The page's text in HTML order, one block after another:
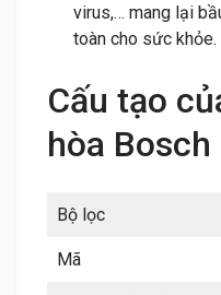
virus,… mang lại
toàn cho sức khỏe.
Cấu tạo
hòa Bosch
Bộ lọc
Mã